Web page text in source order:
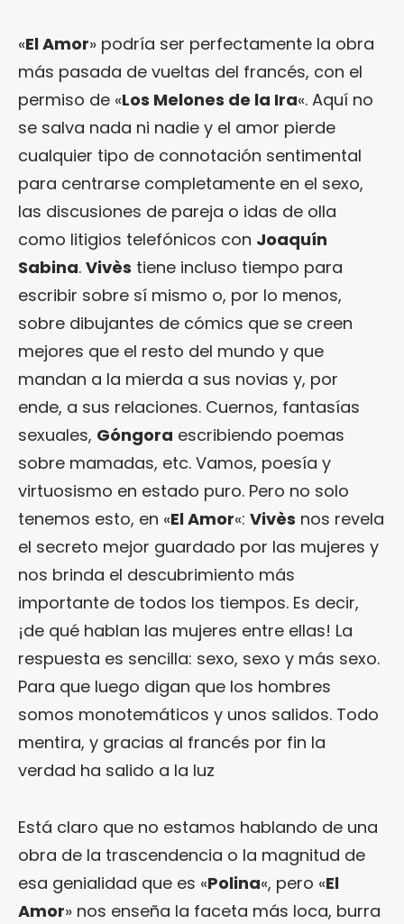
«El Amor» podría ser perfectamente la obra
más pasada de vueltas del francés, con el
permiso de «Los Melones de la Ira«. Aquí no
se salva nada ni nadie y el amor pierde
cualquier tipo de connotación sentimental
para centrarse completamente en el sexo,
las discusiones de pareja o idas de olla
como litigios telefónicos con Joaquín
Sabina. Vivès tiene incluso tiempo para
escribir sobre sí mismo o, por lo menos,
sobre dibujantes de cómics que se creen
mejores que el resto del mundo y que
mandan a la mierda a sus novias y, por
ende, a sus relaciones. Cuernos, fantasías
sexuales, Góngora escribiendo poemas
sobre mamadas, etc. Vamos, poesía y
virtuosismo en estado puro. Pero no solo
tenemos esto, en «El Amor«: Vivès nos revela
el secreto mejor guardado por las mujeres y
nos brinda el descubrimiento más
importante de todos los tiempos. Es decir,
¡de qué hablan las mujeres entre ellas! La
respuesta es sencilla: sexo, sexo y más sexo.
Para que luego digan que los hombres
somos monotemáticos y unos salidos. Todo
mentira, y gracias al francés por fin la
verdad ha salido a la luz
Está claro que no estamos hablando de una
obra de la trascendencia o la magnitud de
esa genialidad que es «Polina«, pero «El
Amor» nos enseña la faceta más loca, burra